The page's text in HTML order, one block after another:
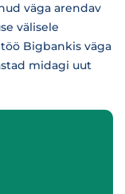
väga arendav
välisele
Bigbankis väga
midagi uut